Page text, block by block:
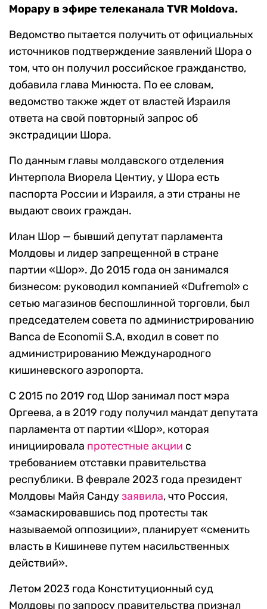
Морару в эфире телеканала TVR Moldova.
Ведомство пытается получить от официальных
источников подтверждение заявлений Шора о
том, что он получил российское гражданство,
добавила глава Минюста. По ее словам,
ведомство также ждет от властей Израиля
ответа на свой повторный запрос об
экстрадиции Шора.
По данным главы молдавского отделения
Интерпола Виорела Центиу, у Шора есть
паспорта России и Израиля, а эти страны не
выдают своих граждан.
Илан Шор — бывший депутат парламента
Молдовы и лидер запрещенной в стране
партии «Шор». До 2015 года он занимался
бизнесом: руководил компанией «Dufremol» с
сетью магазинов беспошлинной торговли, был
председателем совета по администрированию
Banca de Economii S.A, входил в совет по
администрированию Международного
кишиневского аэропорта.
С 2015 по 2019 год Шор занимал пост мэра
Оргеева, а в 2019 году получил мандат депутата
парламента от партии «Шор», которая
инициировала протестные акции с
требованием отставки правительства
республики. В феврале 2023 года президент
Молдовы Майя Сандузаявила, что Россия,
«замаскировавшись под протесты так
называемой оппозиции», планирует «сменить
власть в Кишиневе путем насильственных
действий».
Летом 2023 года Конституционный суд
Молдовы по запросу правительства признал